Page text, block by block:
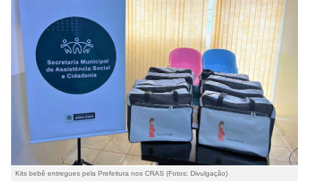
Kits bebê entregues pela Prefeitura nos CRAS (Fotos: Divulgação)